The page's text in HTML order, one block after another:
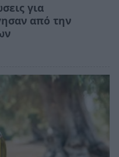
για
από την